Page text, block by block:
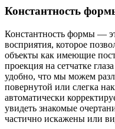
Константность
Константность формы —
восприятия, которое
объекты как имеющие
проекция на сетчатке
удобно, что мы можем
повернутой или слегка
автоматически
увидеть знакомые
частично искажены или